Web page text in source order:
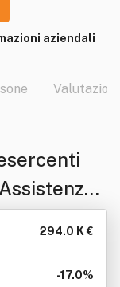
aziendali
Valutazioni
294.0 K €
-17.0%